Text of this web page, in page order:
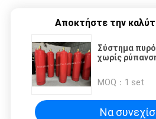
Αποκτήστε την
Σύστημα
χωρίς
MOQ： 1 set
Να